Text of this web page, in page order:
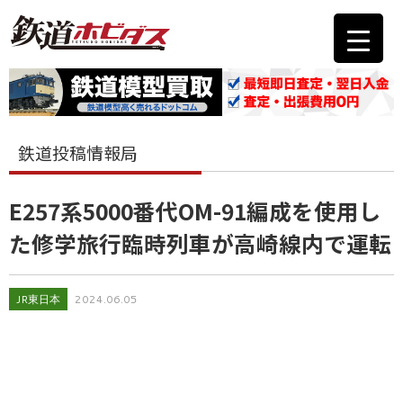
鉄道投稿情報局
E257系5000番代OM-91編成を使用し
た修学旅行臨時列車が高崎線内で運転
JR東日本 2024.06.05